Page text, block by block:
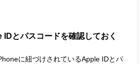
とパスコードを確認しておく
に紐づけされているApple IDとパ